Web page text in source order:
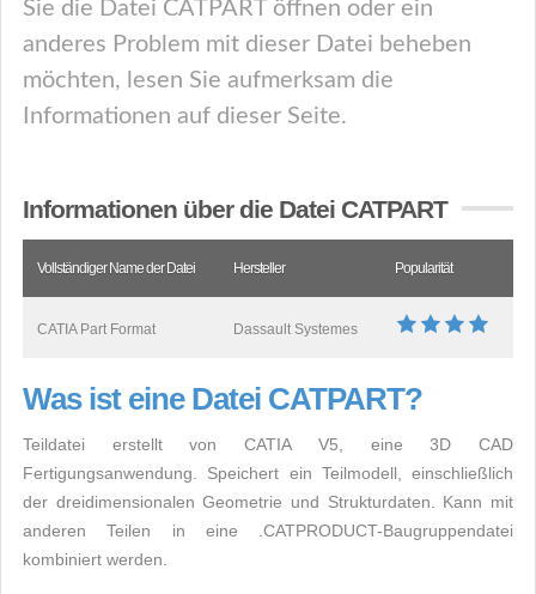
Sie die Datei CATPART öffnen oder ein
anderes Problem mit dieser Datei beheben
möchten, lesen Sie aufmerksam die
Informationen auf dieser Seite.
Informationen über die Datei CATPART
Vollständiger Name der Datei Hersteller Popularität
CATIA Part Format Dassault Systemes
Was ist eine Datei CATPART?
Teildatei erstellt von CATIA V5, eine 3D CAD
Fertigungsanwendung. Speichert ein Teilmodell, einschließlich
der dreidimensionalen Geometrie und Strukturdaten. Kann mit
anderen Teilen in eine .CATPRODUCT-Baugruppendatei
kombiniert werden.